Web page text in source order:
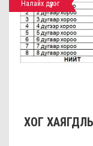
Налайх дүүрэг
ХОГ